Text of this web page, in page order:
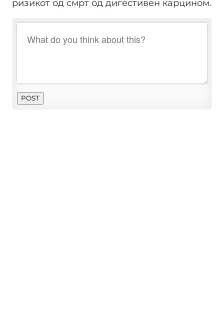
ризикот од смрт од дигестивен карцином.
POST